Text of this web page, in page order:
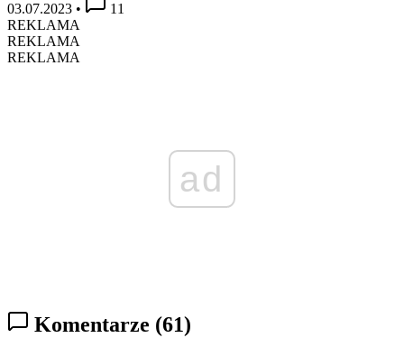
03.07.2023 •
11
REKLAMA
REKLAMA
REKLAMA
ad
Komentarze (61)